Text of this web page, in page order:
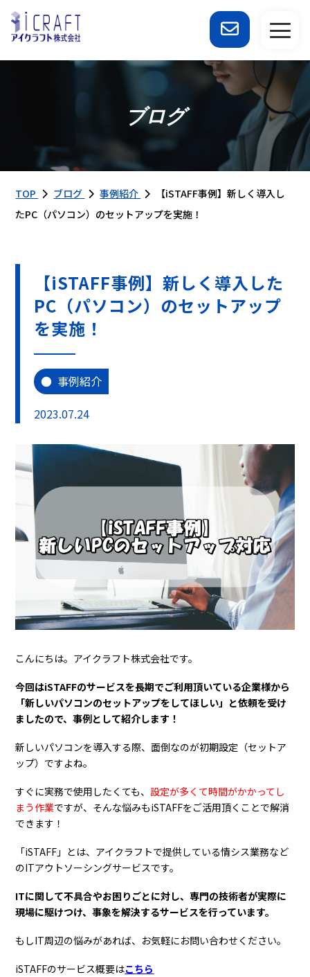
ブログ
TOP ブログ 事例紹介
【iSTAFF事例】新しく導入し
たPC（パソコン）のセットアップを実施！
【iSTAFF事例】新しく導入した
PC（パソコン）のセットアップ
を実施！
事例紹介
2023.07.24
こんにちは。アイクラフト株式会社です。
今回はiSTAFFのサービスを長期でご利用頂いている企業様から
「新しいパソコンのセットアップをしてほしい」と依頼を受け
ましたので、事例として紹介します！
新しいパソコンを導入する際、面倒なのが初期設定（セットア
ップ）ですよね。
すぐに実務で使用したくても、設定が多くて時間がかかってし
まう作業ですが、そんな悩みもiSTAFFをご活用頂くことで解消
できます！
「iSTAFF」とは、アイクラフトで提供している情シス業務など
のITアウトソーシングサービスです。
ITに関して不具合やお困りごとに対し、専門の技術者が実際に
現場に駆けつけ、事象を解決するサービスを行っています。
もしIT周辺の悩みがあれば、お気軽にお問い合わせください。
iSTAFFのサービス概要はこちら